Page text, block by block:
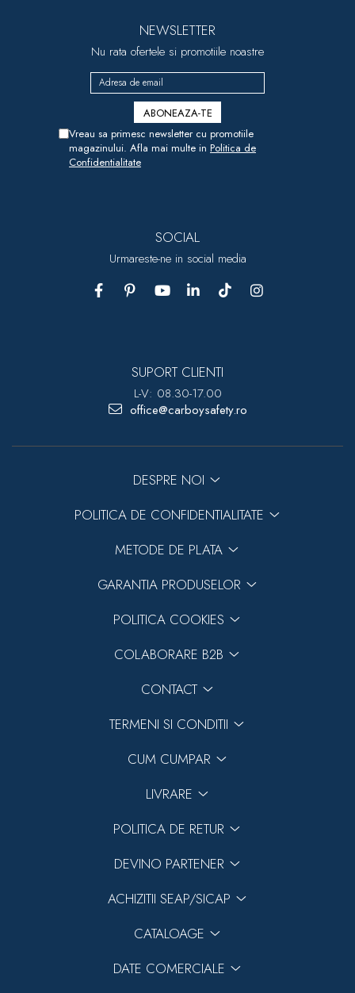
NEWSLETTER
Nu rata ofertele si promotiile noastre
Vreau sa primesc newsletter cu promotiile
magazinului. Afla mai multe in Politica de
Confidentialitate
SOCIAL
Urmareste-ne in social media
SUPORT CLIENTI
L-V: 08.30-17.00
office@carboysafety.ro
DESPRE NOI
POLITICA DE CONFIDENTIALITATE
METODE DE PLATA
GARANTIA PRODUSELOR
POLITICA COOKIES
COLABORARE B2B
CONTACT
TERMENI SI CONDITII
CUM CUMPAR
LIVRARE
POLITICA DE RETUR
DEVINO PARTENER
ACHIZITII SEAP/SICAP
CATALOAGE
DATE COMERCIALE